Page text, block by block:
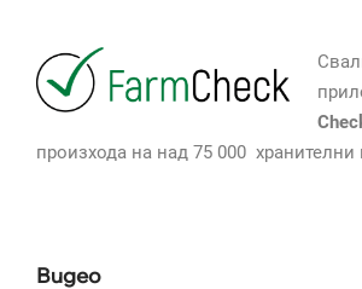
произхода на над 75 000 хранителни
Видео